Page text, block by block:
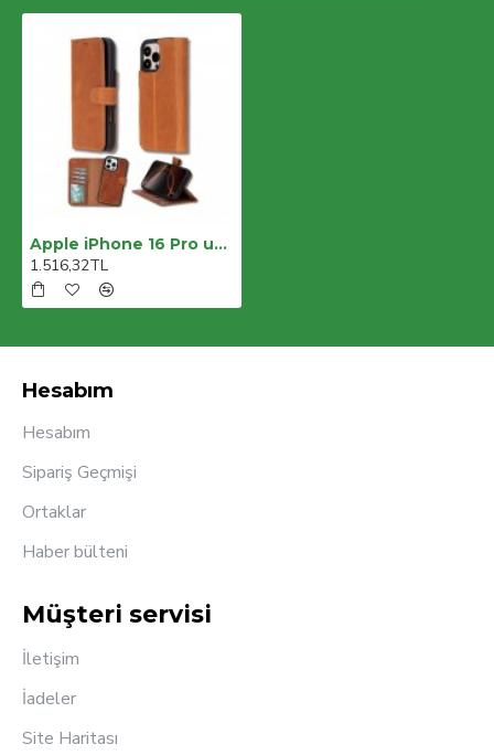
Apple iPhone 16 Pro uyumlu, Hakiki Deri, El Yapımı, Cüzdanlı Kılıf, Karamel
1.516,32TL
Hesabım
Hesabım
Sipariş Geçmişi
Ortaklar
Haber bülteni
Müşteri servisi
İletişim
İadeler
Site Haritası